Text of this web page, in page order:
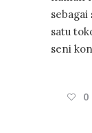
sebagai
satu
seni
0